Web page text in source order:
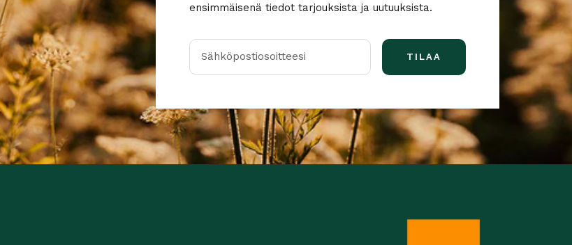
ensimmäisenä tiedot tarjouksista ja uutuuksista.
Sähköpostiosoitteesi TILAA